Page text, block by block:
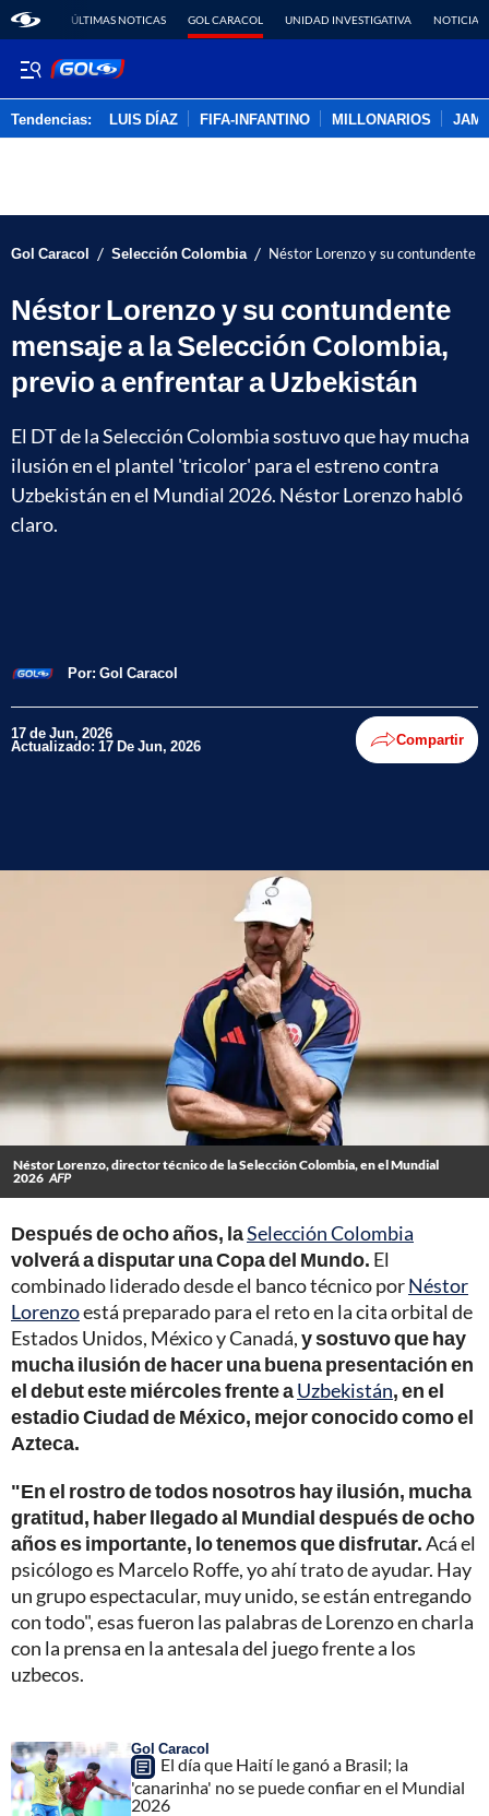
ÚLTIMAS NOTICAS GOL CARACOL UNIDAD INVESTIGATIVA NOTICIAS
Tendencias: LUIS DÍAZ FIFA-INFANTINO MILLONARIOS
Gol Caracol / Selección Colombia / Néstor Lorenzo y su contundente
Néstor Lorenzo y su contundente
mensaje a la Selección Colombia,
previo a enfrentar a Uzbekistán
El DT de la Selección Colombia sostuvo que hay mucha
ilusión en el plantel 'tricolor' para el estreno contra
Uzbekistán en el Mundial 2026. Néstor Lorenzo habló
claro.
Por: Gol Caracol
17 de Jun, 2026
Actualizado: 17 De Jun, 2026 Compartir
Néstor Lorenzo, director técnico de la Selección Colombia, en el Mundial
2026 AFP
Después de ocho años, laSelección Colombia
volverá a disputar una Copa del Mundo. El
combinado liderado desde el banco técnico porNéstor
Lorenzoestá preparado para el reto en la cita orbital de
Estados Unidos, México y Canadá,y sostuvo que hay
mucha ilusión de hacer una buena presentación en
el debut este miércoles frente aUzbekistán, en el
estadio Ciudad de México, mejor conocido como el
Azteca.
"En el rostro de todos nosotros hay ilusión, mucha
gratitud, haber llegado al Mundial después de ocho
años es importante, lo tenemos que disfrutar.Acá el
psicólogo es Marcelo Roffe, yo ahí trato de ayudar. Hay
un grupo espectacular, muy unido, se están entregando
con todo", esas fueron las palabras de Lorenzo en charla
con la prensa en la antesala del juego frente a los
uzbecos.
Gol Caracol
El día que Haití le ganó a Brasil; la
'canarinha' no se puede confiar en el Mundial
2026